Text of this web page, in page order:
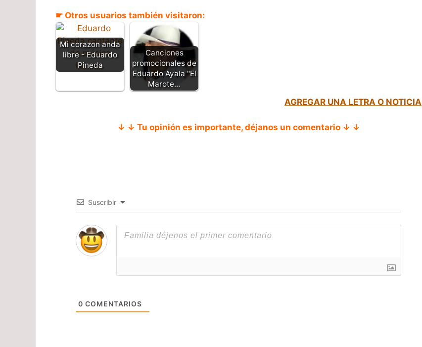
☛ Otros usuarios también visitaron:
Mi corazon anda
libre - Eduardo
Pineda
Canciones
promocionales de
Eduardo Ayala "El
Marote…
AGREGAR UNA LETRA O NOTICIA
↓ ↓ Tu opinión es importante, déjanos un comentario ↓ ↓
Suscribir
0 COMENTARIOS